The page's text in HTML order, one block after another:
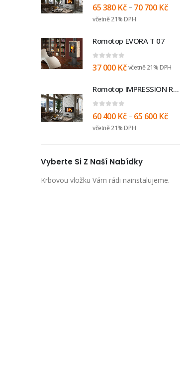
0out of 5
65 380 Kč – 70 700 Kč
včetně 21% DPH
Romotop EVORA T 07
0 out of 5
37 000 Kč včetně 21% DPH
Romotop IMPRESSION R/L 2g S 58.60.34.21
60 400 Kč – 65 600 Kč
včetně 21% DPH
Vyberte Si Z Naší Nabídky
Krbovou vložku Vám rádi nainstalujeme.